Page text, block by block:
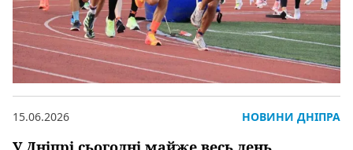
15.06.2026 НОВИНИ ДНІПРА